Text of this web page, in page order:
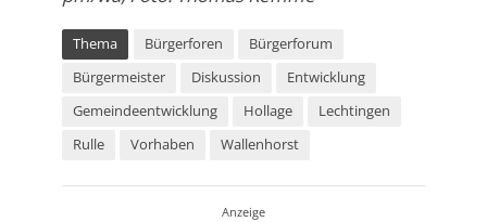
Thema Bürgerforen
Bürgerforum
Bürgermeister
Diskussion
Entwicklung
Gemeindeentwicklung
Hollage
Lechtingen
Rulle
Vorhaben Wallenhorst
Anzeige